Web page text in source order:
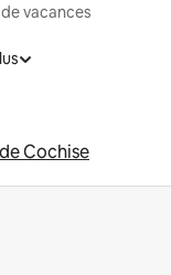
vacances
Cochise